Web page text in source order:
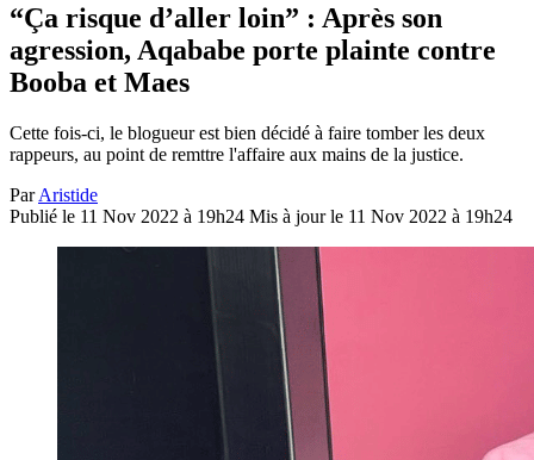
“Ça risque d’aller loin” : Après son
agression, Aqababe porte plainte contre
Booba et Maes
Cette fois-ci, le blogueur est bien décidé à faire tomber les deux
rappeurs, au point de remttre l'affaire aux mains de la justice.
ParAristide
Publié le 11 Nov 2022 à 19h24 Mis à jour le 11 Nov 2022 à 19h24